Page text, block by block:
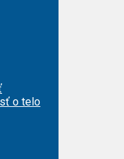
o telo